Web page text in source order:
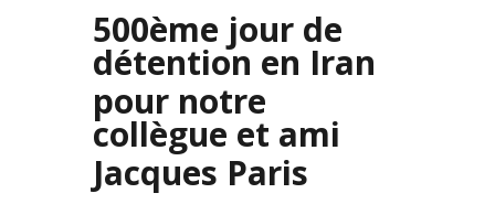
500ème jour de
détention en Iran
pour notre
collègue et ami
Jacques Paris